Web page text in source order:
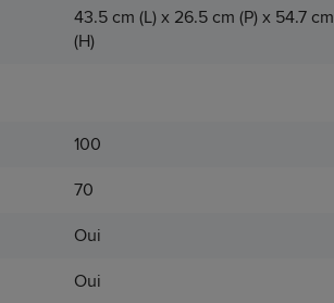
43.5 cm (L) x 26.5 cm (P) x 54.7 cm
(H)
100
70
Oui
Oui